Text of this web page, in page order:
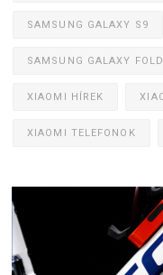
SAMSUNG GALAXY S9
SAMSUNG GALAXY FOLD
XIAOMI HÍREK
XIAOMI TELEFONOK